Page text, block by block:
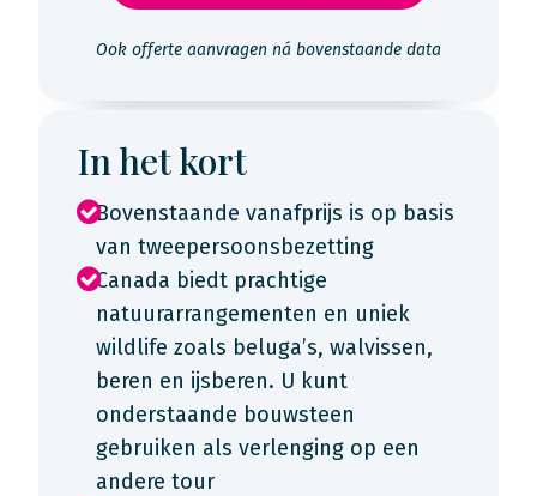
Ook offerte aanvragen ná bovenstaande data
In het kort
Bovenstaande vanafprijs is op basis
van tweepersoonsbezetting
Canada biedt prachtige
natuurarrangementen en uniek
wildlife zoals beluga’s, walvissen,
beren en ijsberen. U kunt
onderstaande bouwsteen
gebruiken als verlenging op een
andere tour